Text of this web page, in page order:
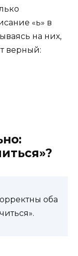
«ь» в
на них,
верный:
оба